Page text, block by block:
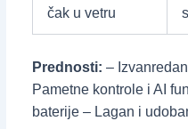
čak u vetru
Prednosti: –
Pametne kontrole i AI
baterije – Lagan i